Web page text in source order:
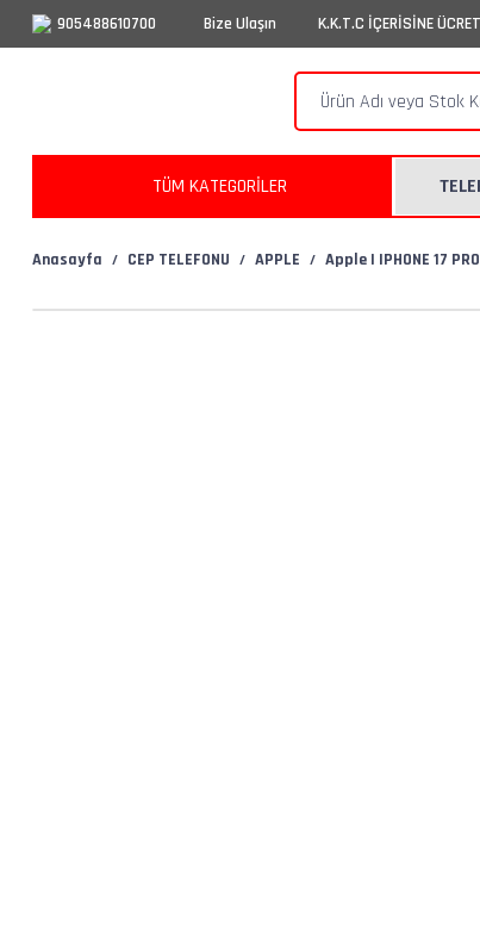
905488610700 Bize Ulaşın K.K.T.C İÇERİSİNE
TÜM KATEGORİLER
Anasayfa CEP TELEFONU APPLE Apple | IPHONE 17